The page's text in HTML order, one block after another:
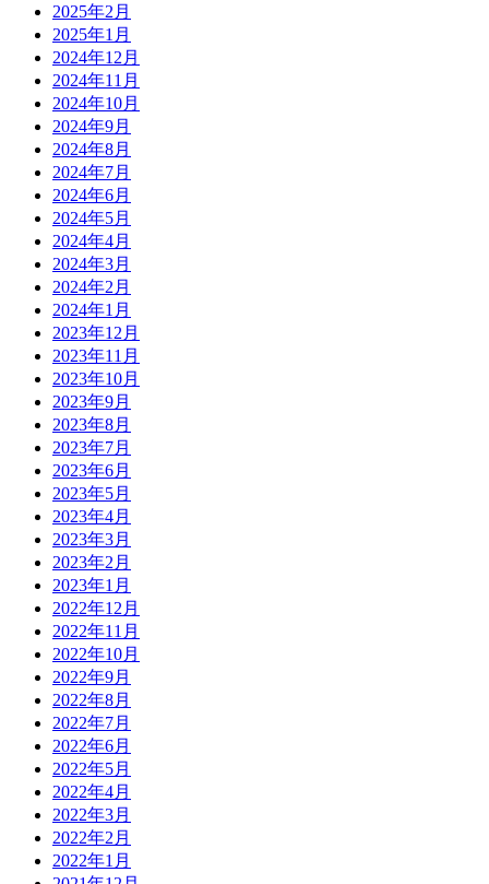
2025年2月
2025年1月
2024年12月
2024年11月
2024年10月
2024年9月
2024年8月
2024年7月
2024年6月
2024年5月
2024年4月
2024年3月
2024年2月
2024年1月
2023年12月
2023年11月
2023年10月
2023年9月
2023年8月
2023年7月
2023年6月
2023年5月
2023年4月
2023年3月
2023年2月
2023年1月
2022年12月
2022年11月
2022年10月
2022年9月
2022年8月
2022年7月
2022年6月
2022年5月
2022年4月
2022年3月
2022年2月
2022年1月